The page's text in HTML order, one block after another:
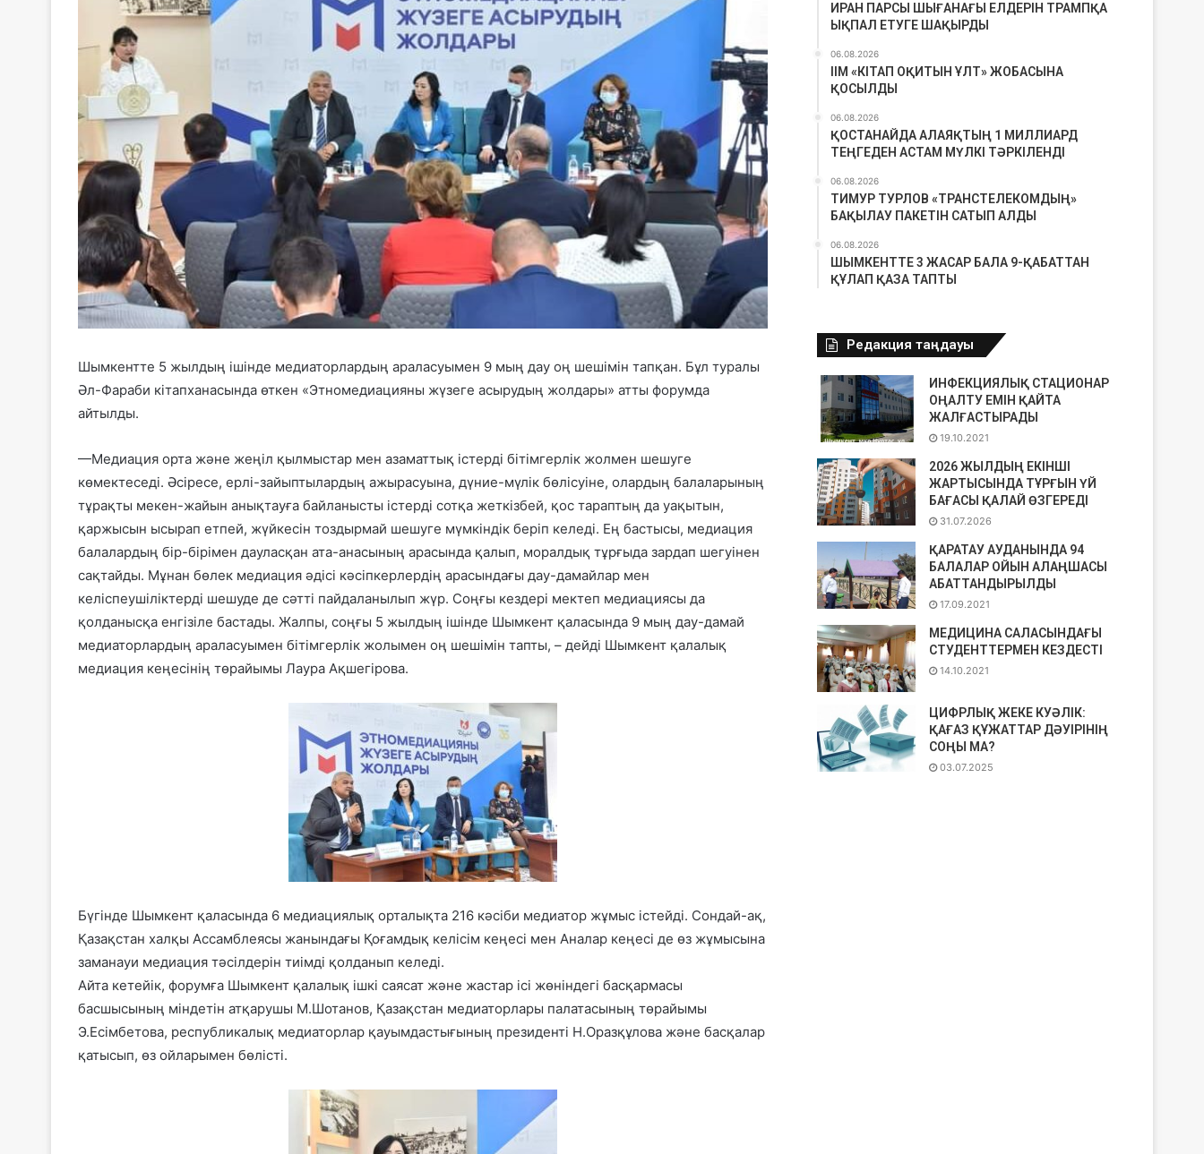
Шымкентте 5 жылдың ішінде медиаторлардың араласуымен 9 мың дау оң шешімін тапқан. Бұл туралы
Әл-Фараби кітапханасында өткен «Этномедиацияны жүзеге асырудың жолдары» атты форумда
айтылды.
—Медиация орта және жеңіл қылмыстар мен азаматтық істерді бітімгерлік жолмен шешуге
көмектеседі. Әсіресе, ерлі-зайыптылардың ажырасуына, дүние-мүлік бөлісуіне, олардың балаларының
тұрақты мекен-жайын анықтауға байланысты істерді сотқа жеткізбей, қос тараптың да уақытын,
қаржысын ысырап етпей, жүйкесін тоздырмай шешуге мүмкіндік беріп келеді. Ең бастысы, медиация
балалардың бір-бірімен дауласқан ата-анасының арасында қалып, моралдық тұрғыда зардап шегуінен
сақтайды. Мұнан бөлек медиация әдісі кәсіпкерлердің арасындағы дау-дамайлар мен
келіспеушіліктерді шешуде де сәтті пайдаланылып жүр. Соңғы кездері мектеп медиациясы да
қолданысқа енгізіле бастады. Жалпы, соңғы 5 жылдың ішінде Шымкент қаласында 9 мың дау-дамай
медиаторлардың араласуымен бітімгерлік жолымен оң шешімін тапты, – дейді Шымкент қалалық
медиация кеңесінің төрайымы Лаура Ақшегірова.
Бүгінде Шымкент қаласында 6 медиациялық орталықта 216 кәсіби медиатор жұмыс істейді. Сондай-ақ,
Қазақстан халқы Ассамблеясы жанындағы Қоғамдық келісім кеңесі мен Аналар кеңесі де өз жұмысына
заманауи медиация тәсілдерін тиімді қолданып келеді.
Айта кетейік, форумға Шымкент қалалық ішкі саясат және жастар ісі жөніндегі басқармасы
басшысының міндетін атқарушы М.Шотанов, Қазақстан медиаторлары палатасының төрайымы
Э.Есімбетова, республикалық медиаторлар қауымдастығының президенті Н.Оразқұлова және басқалар
қатысып, өз ойларымен бөлісті.
ИРАН ПАРСЫ ШЫҒАНАҒЫ ЕЛДЕРІН ТРАМПҚА
ЫҚПАЛ ЕТУГЕ ШАҚЫРДЫ
06.08.2026
ІІМ «КІТАП ОҚИТЫН ҰЛТ» ЖОБАСЫНА
ҚОСЫЛДЫ
06.08.2026
ҚОСТАНАЙДА АЛАЯҚТЫҢ 1 МИЛЛИАРД
ТЕҢГЕДЕН АСТАМ МҮЛКІ ТӘРКІЛЕНДІ
06.08.2026
ТИМУР ТУРЛОВ «ТРАНСТЕЛЕКОМДЫҢ»
БАҚЫЛАУ ПАКЕТІН САТЫП АЛДЫ
06.08.2026
ШЫМКЕНТТЕ 3 ЖАСАР БАЛА 9-ҚАБАТТАН
ҚҰЛАП ҚАЗА ТАПТЫ
Редакция таңдауы
ИНФЕКЦИЯЛЫҚ СТАЦИОНАР
ОҢАЛТУ ЕМІН ҚАЙТА
ЖАЛҒАСТЫРАДЫ
19.10.2021
2026 ЖЫЛДЫҢ ЕКІНШІ
ЖАРТЫСЫНДА ТҰРҒЫН ҮЙ
БАҒАСЫ ҚАЛАЙ ӨЗГЕРЕДІ
31.07.2026
ҚАРАТАУ АУДАНЫНДА 94
БАЛАЛАР ОЙЫН АЛАҢШАСЫ
АБАТТАНДЫРЫЛДЫ
17.09.2021
МЕДИЦИНА САЛАСЫНДАҒЫ
СТУДЕНТТЕРМЕН КЕЗДЕСТІ
14.10.2021
ЦИФРЛЫҚ ЖЕКЕ КУӘЛІК:
ҚАҒАЗ ҚҰЖАТТАР ДӘУІРІНІҢ
СОҢЫ МА?
03.07.2025